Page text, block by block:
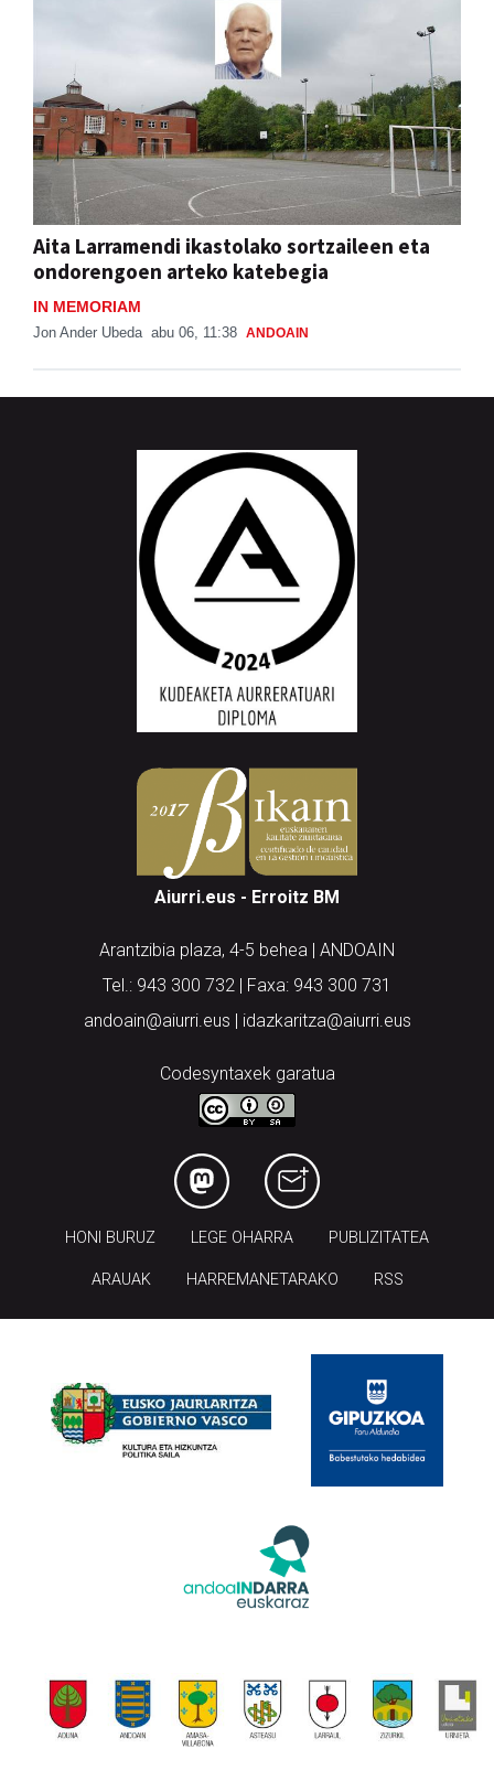
Aita Larramendi ikastolako sortzaileen eta
ondorengoen arteko katebegia
IN MEMORIAM
Jon Ander Ubeda abu 06, 11:38 ANDOAIN
Aiurri.eus - Erroitz BM
Arantzibia plaza, 4-5 behea | ANDOAIN
Tel.: 943 300 732 | Faxa: 943 300 731
andoain@aiurri.eus | idazkaritza@aiurri.eus
Codesyntaxek garatua
HONI BURUZ LEGE OHARRA PUBLIZITATEA
ARAUAK HARREMANETARAKO RSS